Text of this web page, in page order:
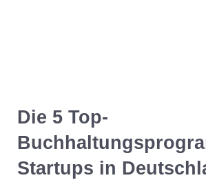
Die 5 Top-
Startups in